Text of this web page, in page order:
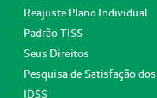
Reajuste Plano Individual
Padrão TISS
Seus Direitos
Pesquisa de Satisfação
IDSS